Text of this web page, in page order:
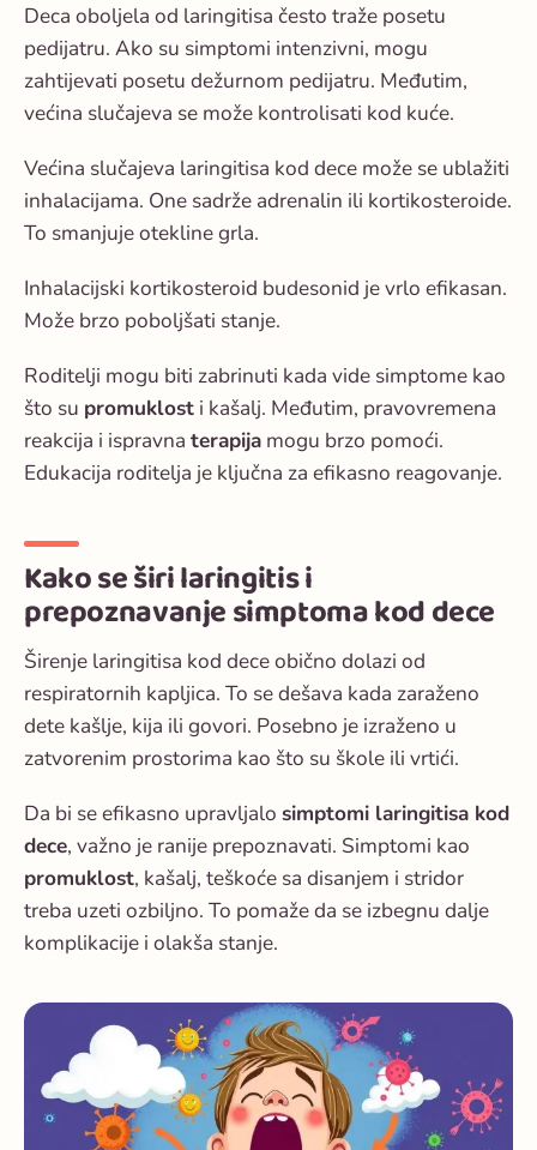
Deca oboljela od laringitisa često traže posetu
pedijatru. Ako su simptomi intenzivni, mogu
zahtijevati posetu dežurnom pedijatru. Međutim,
većina slučajeva se može kontrolisati kod kuće.
Većina slučajeva laringitisa kod dece može se ublažiti
inhalacijama. One sadrže adrenalin ili kortikosteroide.
To smanjuje otekline grla.
Inhalacijski kortikosteroid budesonid je vrlo efikasan.
Može brzo poboljšati stanje.
Roditelji mogu biti zabrinuti kada vide simptome kao
što su promuklost i kašalj. Međutim, pravovremena
reakcija i ispravna terapija mogu brzo pomoći.
Edukacija roditelja je ključna za efikasno reagovanje.
Kako se širi laringitis i
prepoznavanje simptoma kod dece
Širenje laringitisa kod dece obično dolazi od
respiratornih kapljica. To se dešava kada zaraženo
dete kašlje, kija ili govori. Posebno je izraženo u
zatvorenim prostorima kao što su škole ili vrtići.
Da bi se efikasno upravljalo simptomi laringitisa kod
dece, važno je ranije prepoznavati. Simptomi kao
promuklost, kašalj, teškoće sa disanjem i stridor
treba uzeti ozbiljno. To pomaže da se izbegnu dalje
komplikacije i olakša stanje.